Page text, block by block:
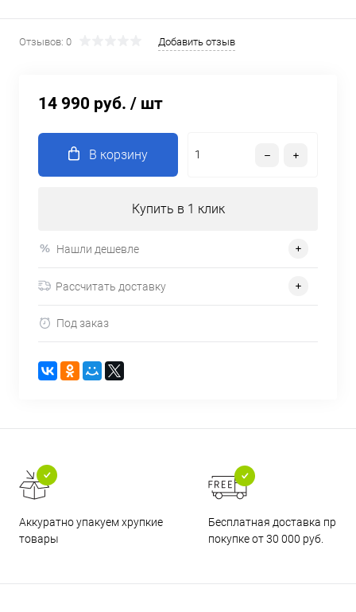
Отзывов: 0 Добавить отзыв
14 990 руб. / шт
В корзину
Купить в 1 клик
Нашли дешевле
Рассчитать доставку
Под заказ
Аккуратно упакуем хрупкие
товары
Бесплатная доставка при
покупке от 30 000 руб.